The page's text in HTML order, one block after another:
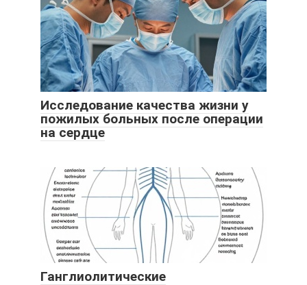
Исследование качества жизни у
пожилых больных после операции
на сердце
Ганглиолитические